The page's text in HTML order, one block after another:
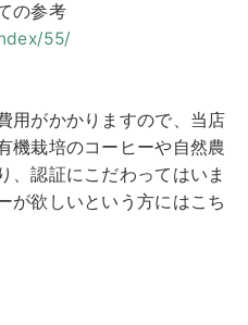
の参考
55/
用がかかりますので、当店
機栽培のコーヒーや自然農
、認証にこだわってはいま
が欲しいという方にはこち